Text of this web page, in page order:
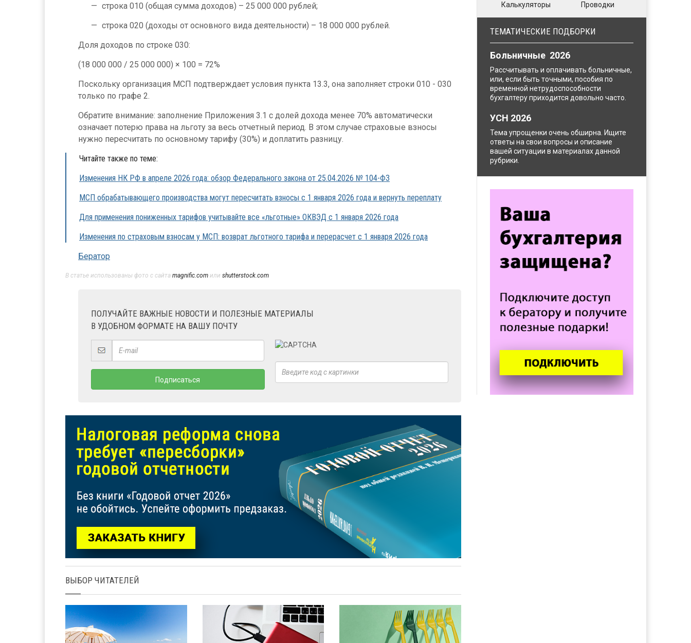
строка 010 (общая сумма доходов) – 25 000 000 рублей;
строка 020 (доходы от основного вида деятельности) – 18 000 000 рублей.
Доля доходов по строке 030:
(18 000 000 / 25 000 000) × 100 = 72%
Поскольку организация МСП подтверждает условия пункта 13.3, она заполняет строки 010 - 030
только по графе 2.
Обратите внимание: заполнение Приложения 3.1 с долей дохода менее 70% автоматически
означает потерю права на льготу за весь отчетный период. В этом случае страховые взносы
нужно пересчитать по основному тарифу (30%) и доплатить разницу.
Читайте также по теме:
Изменения НК РФ в апреле 2026 года: обзор Федерального закона от 25.04.2026 № 104-ФЗ
МСП обрабатывающего производства могут пересчитать взносы с 1 января 2026 года и вернуть переплату
Для применения пониженных тарифов учитывайте все «льготные» ОКВЭД с 1 января 2026 года
Изменения по страховым взносам у МСП: возврат льготного тарифа и перерасчет с 1 января 2026 года
Бератор
В статье использованы фото с сайта magnific.com или shutterstock.com
ПОЛУЧАЙТЕ ВАЖНЫЕ НОВОСТИ И ПОЛЕЗНЫЕ МАТЕРИАЛЫ
В УДОБНОМ ФОРМАТЕ НА ВАШУ ПОЧТУ
ВЫБОР ЧИТАТЕЛЕЙ
Калькуляторы Проводки
ТЕМАТИЧЕСКИЕ ПОДБОРКИ
Больничные 2026
Рассчитывать и оплачивать больничные,
или, если быть точными, пособия по
временной нетрудоспособности
бухгалтеру приходится довольно часто.
УСН 2026
Тема упрощенки очень обширна. Ищите
ответы на свои вопросы и описание
вашей ситуации в материалах данной
рубрики.